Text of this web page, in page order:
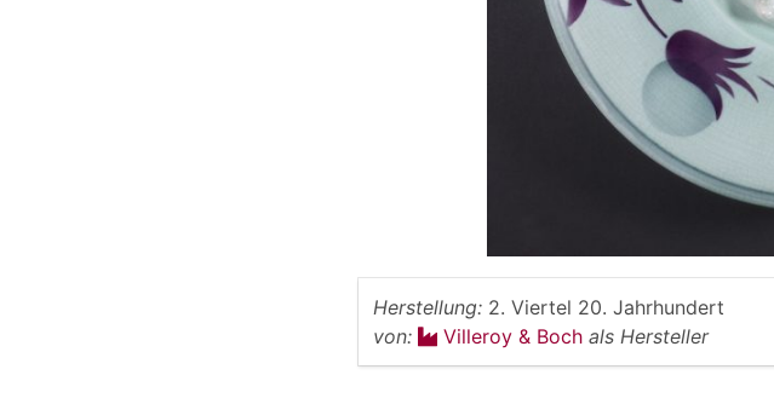
Herstellung: 2. Viertel 20. Jahrhundert
von:
Villeroy & Boch als Hersteller